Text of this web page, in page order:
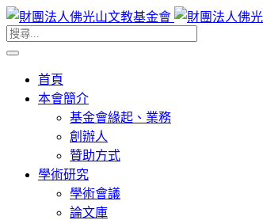
首頁
本會簡介
基金會緣起、業務
創辦人
贊助方式
學術研究
學術會議
論文庫